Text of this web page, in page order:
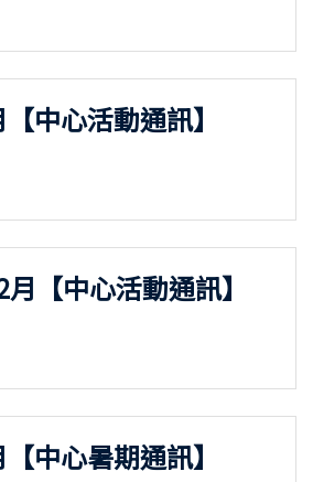
中心活動通訊】
【中心活動通訊】
中心暑期通訊】